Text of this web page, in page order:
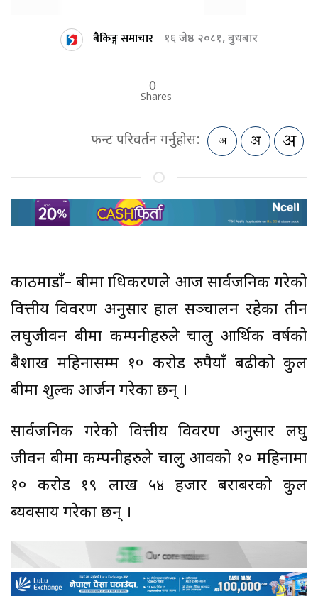
बैकिङ्ग समाचार १६ जेष्ठ २०८१, बुधबार
0
Shares
फन्ट परिवर्तन गर्नुहोस:
काठमाडाँँ– बीमा प्राधिकरणले आज सार्वजनिक गरेको
वित्तीय विवरण अनुसार हाल सञ्चालन रहेका तीन
लघुजीवन बीमा कम्पनीहरुले चालु आर्थिक वर्षको
बैशाख महिनासम्म १० करोड रुपैयाँ बढीको कुल
बीमा शुल्क आर्जन गरेका छन् ।
सार्वजनिक गरेको वित्तीय विवरण अनुसार लघु
जीवन बीमा कम्पनीहरुले चालु आवको १० महिनामा
१० करोड १९ लाख ५४ हजार बराबरको कुल
ब्यवसाय गरेका छन् ।